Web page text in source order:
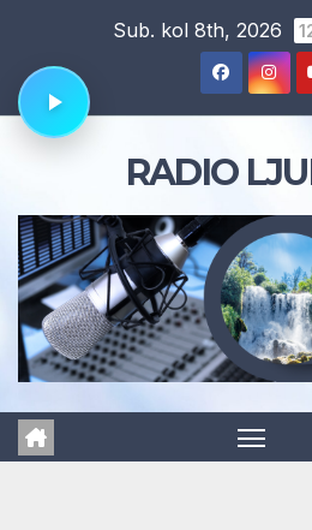
content
Sub. kol 8th, 2026
RADIO